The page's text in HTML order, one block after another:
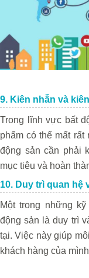
9. Kiên nhẫn và
Trong lĩnh vực bất
phẩm có thể mất
động sản cần phải
mục tiêu và hoàn
10. Duy trì quan hệ
Một trong những
động sản là duy trì
tại. Việc này giúp
khách hàng của